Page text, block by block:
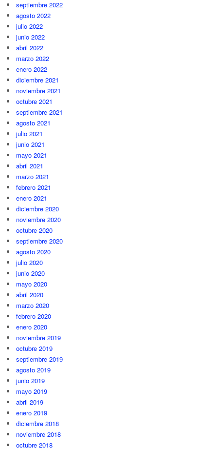
septiembre 2022
agosto 2022
julio 2022
junio 2022
abril 2022
marzo 2022
enero 2022
diciembre 2021
noviembre 2021
octubre 2021
septiembre 2021
agosto 2021
julio 2021
junio 2021
mayo 2021
abril 2021
marzo 2021
febrero 2021
enero 2021
diciembre 2020
noviembre 2020
octubre 2020
septiembre 2020
agosto 2020
julio 2020
junio 2020
mayo 2020
abril 2020
marzo 2020
febrero 2020
enero 2020
noviembre 2019
octubre 2019
septiembre 2019
agosto 2019
junio 2019
mayo 2019
abril 2019
enero 2019
diciembre 2018
noviembre 2018
octubre 2018